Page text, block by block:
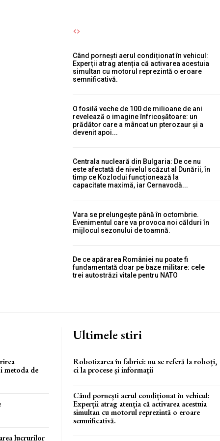
Când pornești aerul condiționat în vehicul:
Experții atrag atenția că activarea acestuia
simultan cu motorul reprezintă o eroare
semnificativă.
O fosilă veche de 100 de milioane de ani
revelează o imagine înfricoșătoare: un
prădător care a mâncat un pterozaur și a
devenit apoi...
Centrala nucleară din Bulgaria: De ce nu
este afectată de nivelul scăzut al Dunării, în
timp ce Kozlodui funcționează la
capacitate maximă, iar Cernavodă...
Vara se prelungește până în octombrie.
Evenimentul care va provoca noi călduri în
mijlocul sezonului de toamnă.
De ce apărarea României nu poate fi
fundamentată doar pe baze militare: cele
trei autostrăzi vitale pentru NATO
metoda de
lucrurilor
Ultimele stiri
Robotizarea în fabrici: nu se referă la roboți,
ci la procese și informații
Când pornești aerul condiționat în vehicul:
Experții atrag atenția că activarea acestuia
simultan cu motorul reprezintă o eroare
semnificativă.